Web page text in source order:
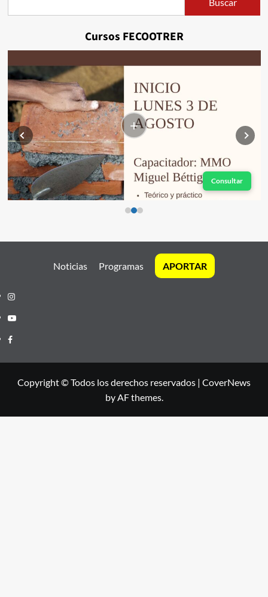
Cursos FECOOTRER
+
Consultar
Noticias Programas APORTAR
Instagram
Youtube
Facebook
Copyright © Todos los derechos reservados | CoverNews
by AF themes.